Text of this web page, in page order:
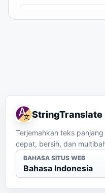
Terjemahkan
Terjemahkan Belarusian
Terjemahkan Belarusian
StringTranslate
Terjemahkan teks
cepat, bersih, dan
BAHASA SITUS WEB
Bahasa Indonesia